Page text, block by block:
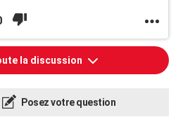
la discussion
Posez votre question